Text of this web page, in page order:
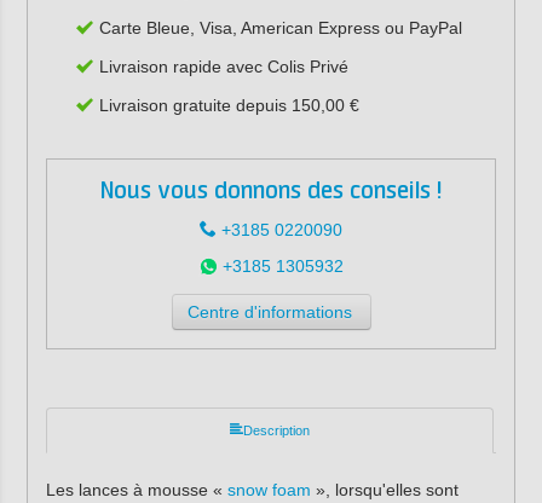
Carte Bleue, Visa, American Express ou PayPal
Livraison rapide avec Colis Privé
Livraison gratuite depuis 150,00 €
Nous vous donnons des conseils !
+3185 0220090
+3185 1305932
Centre d'informations
Description
Les lances à mousse « snow foam », lorsqu'elles sont